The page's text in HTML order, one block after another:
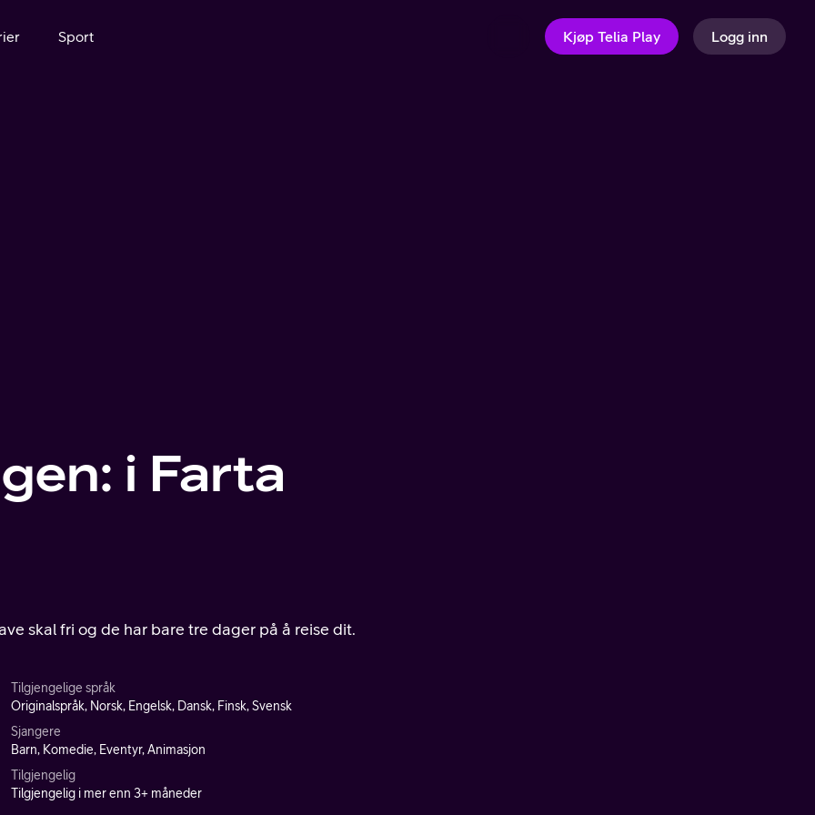
Sport Kjøp Telia Play Logg inn
i Farta
skal fri og de har bare tre dager på å reise dit.
Tilgjengelige språk
Originalspråk, Norsk, Engelsk, Dansk, Finsk, Svensk
Sjangere
Barn, Komedie, Eventyr, Animasjon
Tilgjengelig
Tilgjengelig i mer enn 3+ måneder